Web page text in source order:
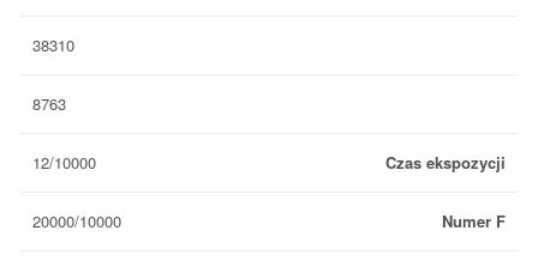
38310
8763
Czas ekspozycji
12/10000
Numer F
20000/10000